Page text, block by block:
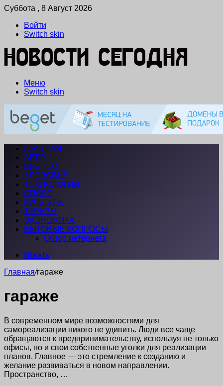
Суббота , 8 Август 2026
Войти
Switch skin
Меню
Switch skin
ГЛАВНАЯ
АВТО
БИЗНЕС
ЗДОРОВЬЕ
ТЕХНОЛОГИИ
СПОРТ
КУЛЬТУРА
ТУРИЗМ
ЭКОНОМИКА
БЫТОВЫЕ ВОПРОСЫ
Обзор интернета
Искать
Главная/гараже
гараже
В современном мире возможностями для
самореализации никого не удивить. Люди все чаще
обращаются к предпринимательству, используя не только
офисы, но и свои собственные уголки для реализации
планов. Главное — это стремление к созданию и
желание развиваться в новом направлении.
Пространство, …